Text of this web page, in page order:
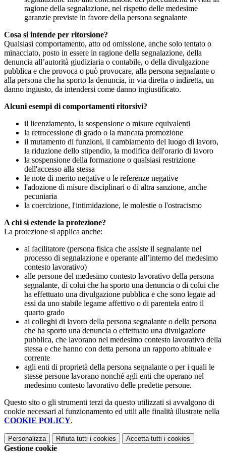
ragione della segnalazione, nel rispetto delle medesime
garanzie previste in favore della persona segnalante
Cosa si intende per ritorsione?
Qualsiasi comportamento, atto od omissione, anche solo tentato o
minacciato, posto in essere in ragione della segnalazione, della
denuncia all’autorità giudiziaria o contabile, o della divulgazione
pubblica e che provoca o può provocare, alla persona segnalante o
alla persona che ha sporto la denuncia, in via diretta o indiretta, un
danno ingiusto, da intendersi come danno ingiustificato.
Alcuni esempi di comportamenti ritorsivi?
il licenziamento, la sospensione o misure equivalenti
la retrocessione di grado o la mancata promozione
il mutamento di funzioni, il cambiamento del luogo di lavoro,
la riduzione dello stipendio, la modifica dell'orario di lavoro
la sospensione della formazione o qualsiasi restrizione
dell'accesso alla stessa
le note di merito negative o le referenze negative
l'adozione di misure disciplinari o di altra sanzione, anche
pecuniaria
la coercizione, l'intimidazione, le molestie o l'ostracismo
A chi si estende la protezione?
La protezione si applica anche:
al facilitatore (persona fisica che assiste il segnalante nel
processo di segnalazione e operante all’interno del medesimo
contesto lavorativo)
alle persone del medesimo contesto lavorativo della persona
segnalante, di colui che ha sporto una denuncia o di colui che
ha effettuato una divulgazione pubblica e che sono legate ad
essi da uno stabile legame affettivo o di parentela entro il
quarto grado
ai colleghi di lavoro della persona segnalante o della persona
che ha sporto una denuncia o effettuato una divulgazione
pubblica, che lavorano nel medesimo contesto lavorativo della
stessa e che hanno con detta persona un rapporto abituale e
corrente
agli enti di proprietà della persona segnalante o per i quali le
stesse persone lavorano nonché agli enti che operano nel
medesimo contesto lavorativo delle predette persone.
Questo sito o gli strumenti terzi da questo utilizzati si avvalgono di
cookie necessari al funzionamento ed utili alle finalità illustrate nella
COOKIE POLICY.
Personalizza Rifiuta tutti i cookies Accetta tutti i cookies
Gestione cookie